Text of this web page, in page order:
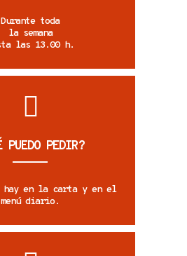
Durante toda
la semana
las 13.00 h.
PUEDO PEDIR?
hay en la carta y en el
menú diario.